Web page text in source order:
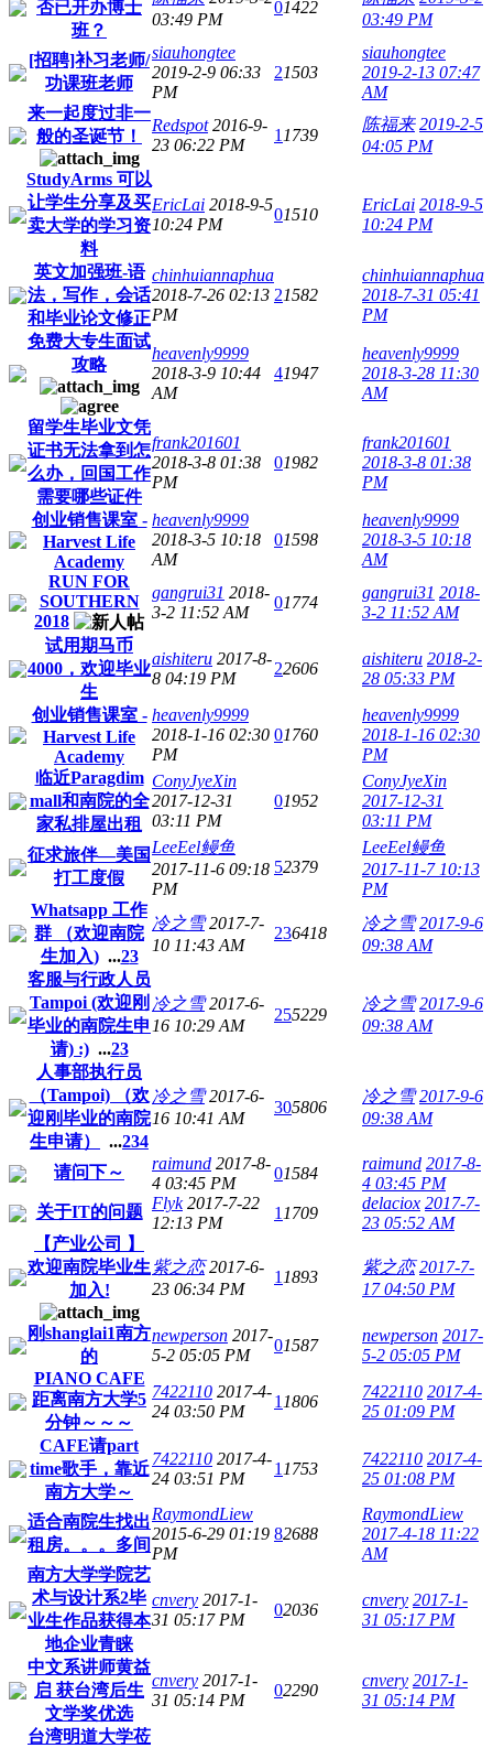
否已开办博士
班？
03:49 PM
01422
03:49 PM
[招聘]补习老师/
功课班老师
siauhongtee
2019-2-9 06:33
PM
21503
siauhongtee
2019-2-13 07:47
AM
来一起度过非一
般的圣诞节！
Redspot 2016-9-
23 06:22 PM
1 1739
陈福来 2019-2-5
04:05 PM
StudyArms 可以
让学生分享及买
卖大学的学习资
料
EricLai 2018-9-5
10:24 PM
01510
EricLai 2018-9-5
10:24 PM
英文加强班-语
法，写作，会话
和毕业论文修正
chinhuiannaphua
2018-7-26 02:13
PM
21582
chinhuiannaphua
2018-7-31 05:41
PM
免费大专生面试
攻略
heavenly9999
2018-3-9 10:44
AM
41947
heavenly9999
2018-3-28 11:30
AM
留学生毕业文凭
证书无法拿到怎
么办，回国工作
需要哪些证件
frank201601
2018-3-8 01:38
PM
01982
frank201601
2018-3-8 01:38
PM
创业销售课室 -
Harvest Life
Academy
heavenly9999
2018-3-5 10:18
AM
01598
heavenly9999
2018-3-5 10:18
AM
RUN FOR
SOUTHERN
2018
gangrui31 2018-
3-2 11:52 AM
01774
gangrui31 2018-
3-2 11:52 AM
试用期马币
4000，欢迎毕业
生
aishiteru 2017-8-
8 04:19 PM
22606
aishiteru 2018-2-
28 05:33 PM
创业销售课室 -
Harvest Life
Academy
heavenly9999
2018-1-16 02:30
PM
01760
heavenly9999
2018-1-16 02:30
PM
临近Paragdim
mall和南院的全
家私排屋出租
ConyJyeXin
2017-12-31
03:11 PM
01952
ConyJyeXin
2017-12-31
03:11 PM
征求旅伴—美国
打工度假
LeeEel鳗鱼
2017-11-6 09:18
PM
52379
LeeEel鳗鱼
2017-11-7 10:13
PM
Whatsapp 工作
群 （欢迎南院
生加入) ...23
冷之雪 2017-7-
10 11:43 AM
236418
冷之雪 2017-9-6
09:38 AM
客服与行政人员
Tampoi (欢迎刚
毕业的南院生申
请) :) ...23
冷之雪 2017-6-
16 10:29 AM
255229
冷之雪 2017-9-6
09:38 AM
人事部执行员
（Tampoi) （欢
迎刚毕业的南院
生申请）
...234
冷之雪 2017-6-
16 10:41 AM
305806
冷之雪 2017-9-6
09:38 AM
请问下～ raimund 2017-8-
4 03:45 PM
01584
raimund 2017-8-
4 03:45 PM
关于IT的问题 Flyk 2017-7-22
12:13 PM
1 1709
delaciox 2017-7-
23 05:52 AM
【产业公司 】
欢迎南院毕业生
加入!
紫之恋 2017-6-
23 06:34 PM
1 1893
紫之恋 2017-7-
17 04:50 PM
刚shanglai1南方
的
newperson 2017-
5-2 05:05 PM
01587
newperson 2017-
5-2 05:05 PM
PIANO CAFE
距离南方大学5
分钟～～～
7422110 2017-4-
24 03:50 PM
1 1806
7422110 2017-4-
25 01:09 PM
CAFE请part
time歌手，靠近
南方大学～
7422110 2017-4-
24 03:51 PM
1 1753
7422110 2017-4-
25 01:08 PM
适合南院生找出
租房。。。多间
RaymondLiew
2015-6-29 01:19
PM
82688
RaymondLiew
2017-4-18 11:22
AM
南方大学学院艺
术与设计系2毕
业生作品获得本
地企业青睐
cnvery 2017-1-
31 05:17 PM
02036
cnvery 2017-1-
31 05:17 PM
中文系讲师黄益
启 获台湾后生
文学奖优选
cnvery 2017-1-
31 05:14 PM
02290
cnvery 2017-1-
31 05:14 PM
台湾明道大学莅